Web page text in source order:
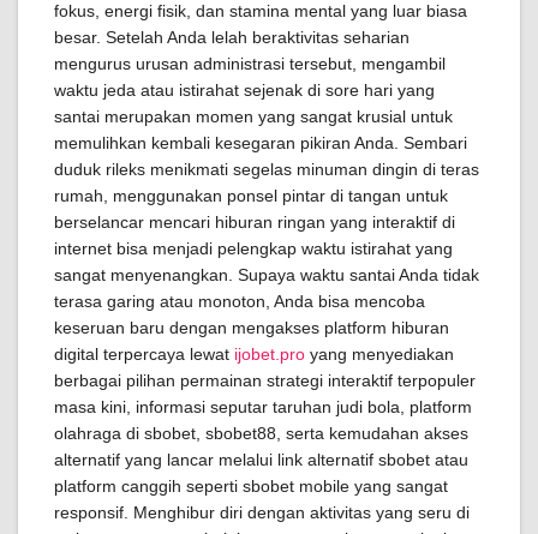
fokus, energi fisik, dan stamina mental yang luar biasa
besar. Setelah Anda lelah beraktivitas seharian
mengurus urusan administrasi tersebut, mengambil
waktu jeda atau istirahat sejenak di sore hari yang
santai merupakan momen yang sangat krusial untuk
memulihkan kembali kesegaran pikiran Anda. Sembari
duduk rileks menikmati segelas minuman dingin di teras
rumah, menggunakan ponsel pintar di tangan untuk
berselancar mencari hiburan ringan yang interaktif di
internet bisa menjadi pelengkap waktu istirahat yang
sangat menyenangkan. Supaya waktu santai Anda tidak
terasa garing atau monoton, Anda bisa mencoba
keseruan baru dengan mengakses platform hiburan
digital terpercaya lewat ijobet.pro yang menyediakan
berbagai pilihan permainan strategi interaktif terpopuler
masa kini, informasi seputar taruhan judi bola, platform
olahraga di sbobet, sbobet88, serta kemudahan akses
alternatif yang lancar melalui link alternatif sbobet atau
platform canggih seperti sbobet mobile yang sangat
responsif. Menghibur diri dengan aktivitas yang seru di